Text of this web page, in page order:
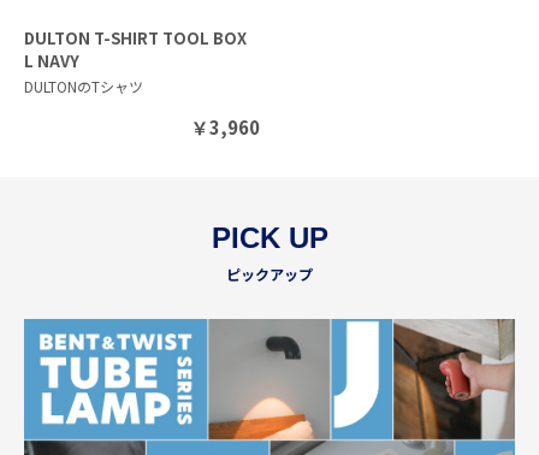
DULTON T-SHIRT TOOL BOX
L NAVY
DULTONのTシャツ
￥3,960
PICK UP
ピックアップ